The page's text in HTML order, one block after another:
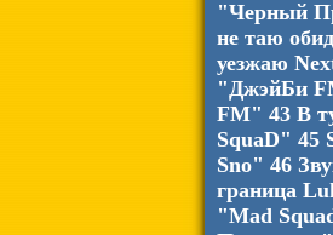
"Черный
не таю
уезжаю
"ДжэйБи
FM" 43 В
SquaD" 45
Sno" 46
граница
"Mad